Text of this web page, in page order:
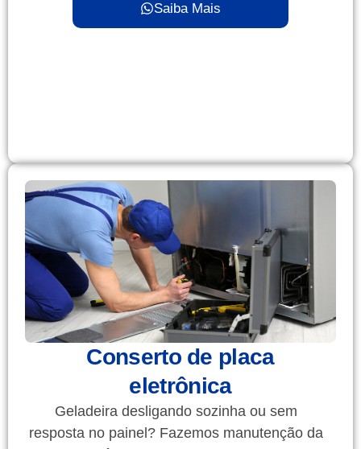
Saiba Mais
Conserto de placa
eletrônica
Geladeira desligando sozinha ou sem
resposta no painel? Fazemos manutenção da